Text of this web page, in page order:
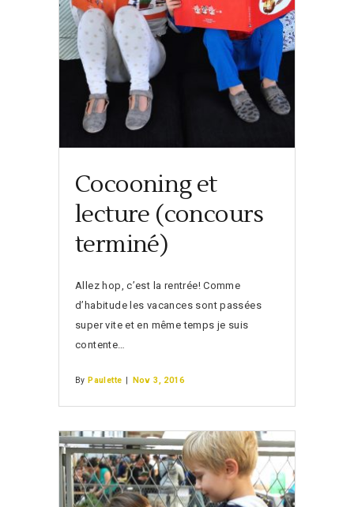
Cocooning et
lecture (concours
terminé)
Allez hop, c’est la rentrée! Comme
d’habitude les vacances sont passées
super vite et en même temps je suis
contente…
By Paulette | Nov 3, 2016